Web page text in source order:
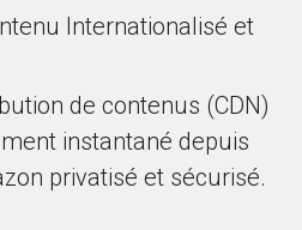
Internationalisé et
de contenus (CDN)
instantané depuis
privatisé et sécurisé.